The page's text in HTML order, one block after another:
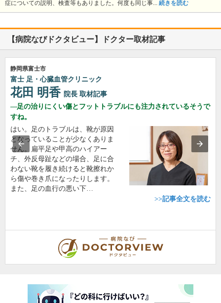
症についての説明、検査等もありました。何度も同じ事... 続きを読む
【病院なびドクタビュー】ドクター取材記事
静岡県富士市
富士 足・心臓血管クリニック
花田 明香 院長 取材記事
足の治りにくい傷とフットトラブルにも注力されているそうで
すね。
はい。足のトラブルは、靴が原因
となっていることが少なくありま
せん。扁平足や甲高のハイアー
チ、外反母趾などの場合、足に合
わない靴を履き続けると靴擦れか
ら傷や巻き爪になったりします。
また、足の血行の悪い下…
>>記事全文を読む